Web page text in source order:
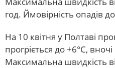
год. Ймовірність опадів
На 10 квітня у Полтаві
прогріється до +6°С,
Максимальна швидкість